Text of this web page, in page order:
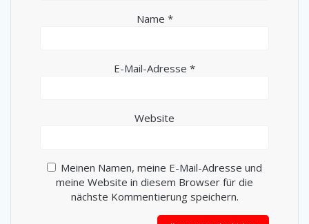
Name *
E-Mail-Adresse *
Website
Meinen Namen, meine E-Mail-Adresse und
meine Website in diesem Browser für die
nächste Kommentierung speichern.